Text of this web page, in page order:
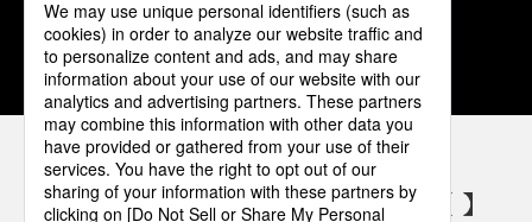
1 2 3 4 5
パナソニックの電気設備 SNSアカウント